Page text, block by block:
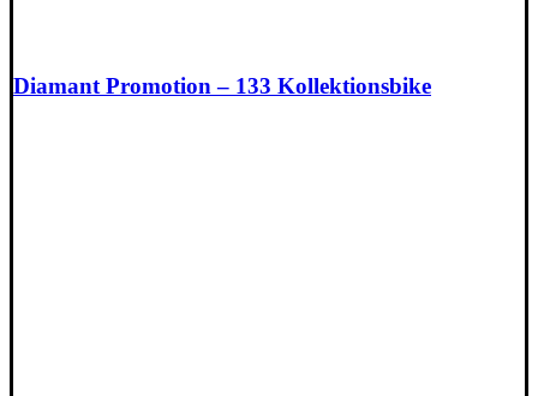
Diamant Promotion – 133 Kollektionsbike